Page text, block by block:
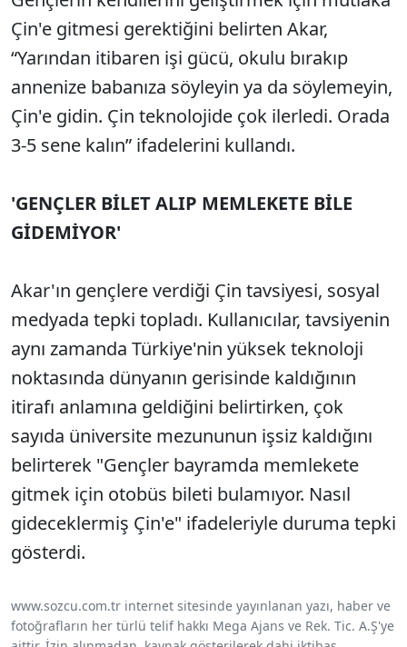
Çin'e gitmesi gerektiğini belirten Akar,
“Yarından itibaren işi gücü, okulu bırakıp
annenize babanıza söyleyin ya da söylemeyin,
Çin'e gidin. Çin teknolojide çok ilerledi. Orada
3-5 sene kalın” ifadelerini kullandı.
'GENÇLER BİLET ALIP MEMLEKETE BİLE
GİDEMİYOR'
Akar'ın gençlere verdiği Çin tavsiyesi, sosyal
medyada tepki topladı. Kullanıcılar, tavsiyenin
aynı zamanda Türkiye'nin yüksek teknoloji
noktasında dünyanın gerisinde kaldığının
itirafı anlamına geldiğini belirtirken, çok
sayıda üniversite mezununun işsiz kaldığını
belirterek "Gençler bayramda memlekete
gitmek için otobüs bileti bulamıyor. Nasıl
gideceklermiş Çin'e" ifadeleriyle duruma tepki
gösterdi.
www.sozcu.com.tr internet sitesinde yayınlanan yazı, haber ve
fotoğrafların her türlü telif hakkı Mega Ajans ve Rek. Tic. A.Ş'ye